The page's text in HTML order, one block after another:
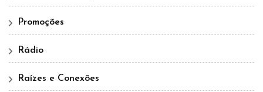
Promoções
Rádio
Raízes e Conexões